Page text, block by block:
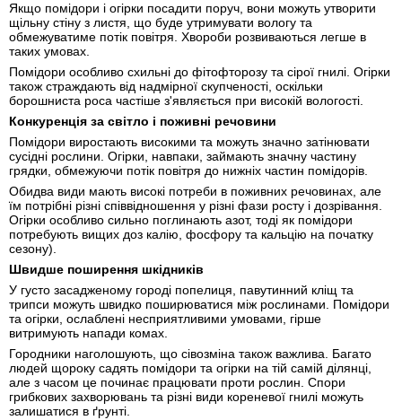
Якщо помідори і огірки посадити поруч, вони можуть утворити
щільну стіну з листя, що буде утримувати вологу та
обмежуватиме потік повітря. Хвороби розвиваються легше в
таких умовах.
Помідори особливо схильні до фітофторозу та сірої гнилі. Огірки
також страждають від надмірної скупченості, оскільки
борошниста роса частіше з'являється при високій вологості.
Конкуренція за світло і поживні речовини
Помідори виростають високими та можуть значно затінювати
сусідні рослини. Огірки, навпаки, займають значну частину
грядки, обмежуючи потік повітря до нижніх частин помідорів.
Обидва види мають високі потреби в поживних речовинах, але
їм потрібні різні співвідношення у різні фази росту і дозрівання.
Огірки особливо сильно поглинають азот, тоді як помідори
потребують вищих доз калію, фосфору та кальцію на початку
сезону).
Швидше поширення шкідників
У густо засадженому городі попелиця, павутинний кліщ та
трипси можуть швидко поширюватися між рослинами. Помідори
та огірки, ослаблені несприятливими умовами, гірше
витримують напади комах.
Городники наголошують, що сівозміна також важлива. Багато
людей щороку садять помідори та огірки на тій самій ділянці,
але з часом це починає працювати проти рослин. Спори
грибкових захворювань та різні види кореневої гнилі можуть
залишатися в ґрунті.